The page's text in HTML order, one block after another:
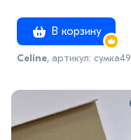
В корзину
Celine, артикул: сумка49